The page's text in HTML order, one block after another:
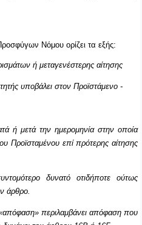
Νόμου ορίζει τα εξής:
ή μεταγενέστερης αίτησης
υποβάλει στον Προϊστάμενο -
ή μετά την ημερομηνία στην οποία
Προϊσταμένου επί πρότερης αίτησης
δυνατό οτιδήποτε ούτως
άρθρο.
περιλαμβάνει απόφαση που